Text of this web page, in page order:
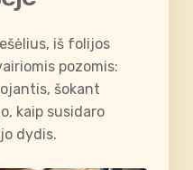
iš folijos
pozomis:
šokant
kaip susidaro
dydis.